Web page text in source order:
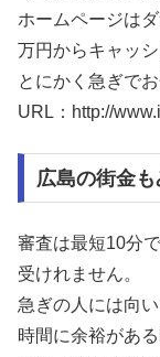
ホームページは
万円からキャッシ
とにかく急ぎで
URL：http://
広島の街金
審査は最短10分
受けれません。
急ぎの人には向
時間に余裕があ